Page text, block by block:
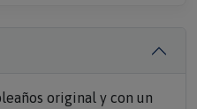
original y con un